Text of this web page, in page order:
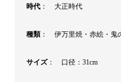
時代： 大正時代
種類： 伊万里焼・赤絵・鬼
サイズ： 口径：31cm